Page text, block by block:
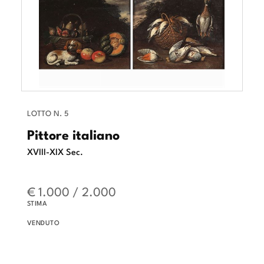
LOTTO N. 5
Pittore italiano
XVIII-XIX Sec.
€ 1.000 / 2.000
STIMA
VENDUTO